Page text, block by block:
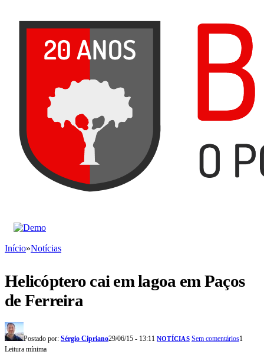
Início»Notícias
Helicóptero cai em lagoa em Paços
de Ferreira
Postado por: Sérgio Cipriano29/06/15 - 13:11 NOTÍCIAS Sem comentários1
Leitura mínima